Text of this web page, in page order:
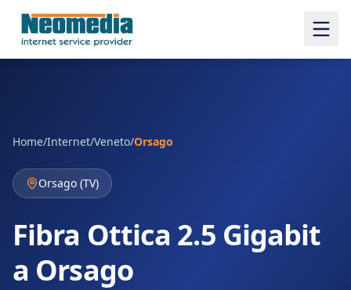
Home/Internet/Veneto/Orsago
Orsago (TV)
Fibra Ottica 2.5 Gigabit
a Orsago